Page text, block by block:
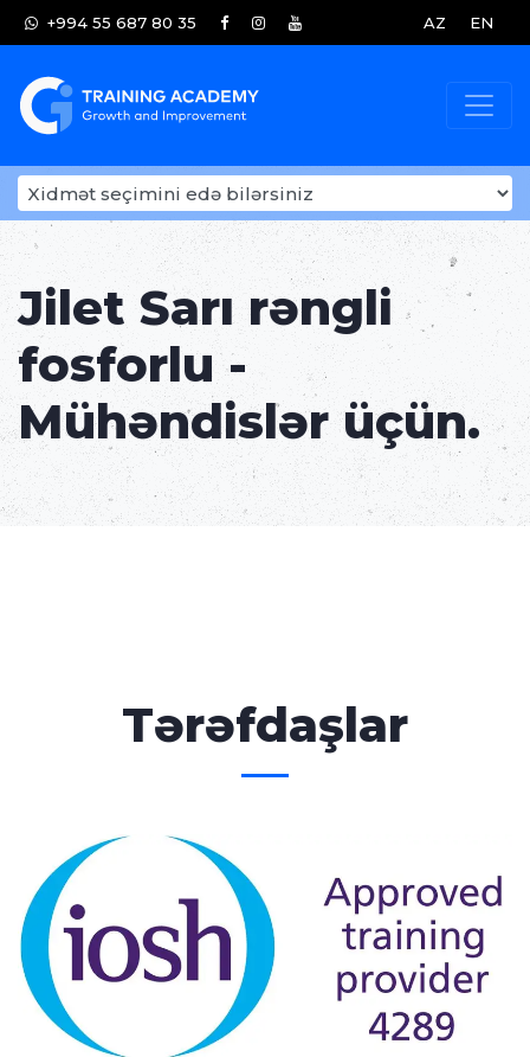
+994 55 687 80 35 AZ EN
Jilet Sarı rəngli
fosforlu -
Mühəndislər üçün.
Tərəfdaşlar